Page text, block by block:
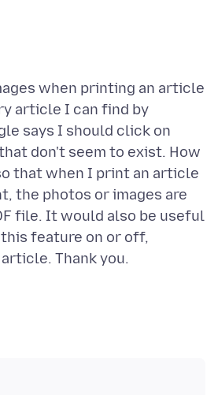
when printing an article
article I can find by
says I should click on
don't seem to exist. How
that when I print an article
the photos or images are
file. It would also be useful
feature on or off,